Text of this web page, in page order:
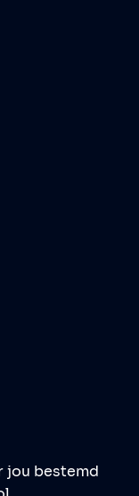
jou bestemd